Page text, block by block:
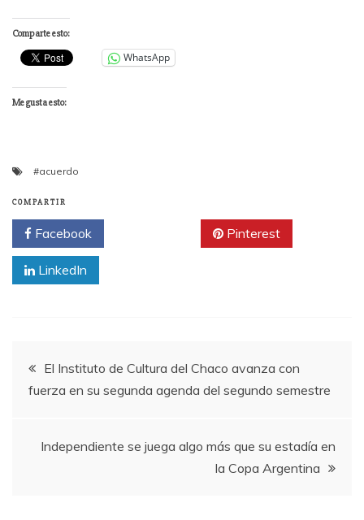
Comparte esto:
WhatsApp
Me gusta esto:
#acuerdo
COMPARTIR
Facebook Pinterest
LinkedIn
Navegación
de
entradas
El Instituto de Cultura del Chaco avanza con
fuerza en su segunda agenda del segundo semestre
Independiente se juega algo más que su estadía en
la Copa Argentina